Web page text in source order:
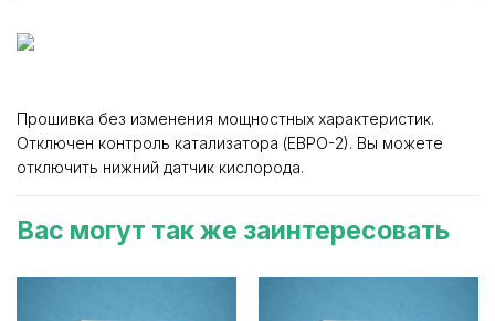
Прошивка без изменения мощностных характеристик.
Отключен контроль катализатора (ЕВРО-2). Вы можете
отключить нижний датчик кислорода.
Вас могут так же заинтересовать